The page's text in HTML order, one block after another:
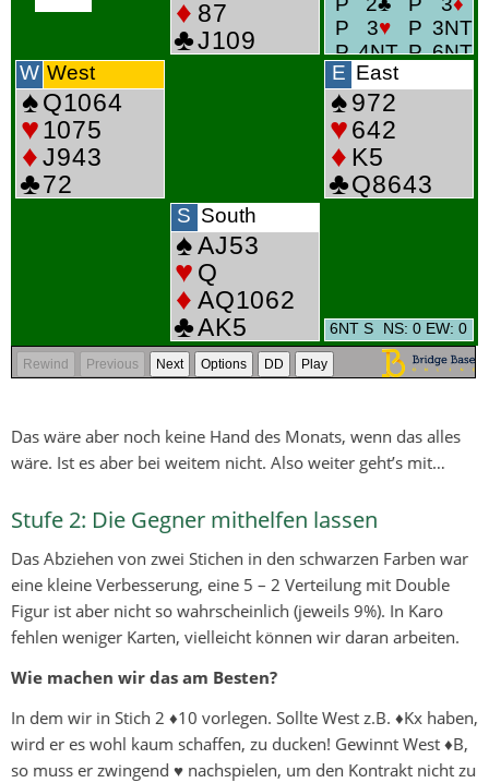
Das wäre aber noch keine Hand des Monats, wenn das alles
wäre. Ist es aber bei weitem nicht. Also weiter geht’s mit…
Stufe 2: Die Gegner mithelfen lassen
Das Abziehen von zwei Stichen in den schwarzen Farben war
eine kleine Verbesserung, eine 5 – 2 Verteilung mit Double
Figur ist aber nicht so wahrscheinlich (jeweils 9%). In Karo
fehlen weniger Karten, vielleicht können wir daran arbeiten.
Wie machen wir das am Besten?
In dem wir in Stich 2 ♦10 vorlegen. Sollte West z.B. ♦Kx haben,
wird er es wohl kaum schaffen, zu ducken! Gewinnt West ♦B,
so muss er zwingend ♥ nachspielen, um den Kontrakt nicht zu